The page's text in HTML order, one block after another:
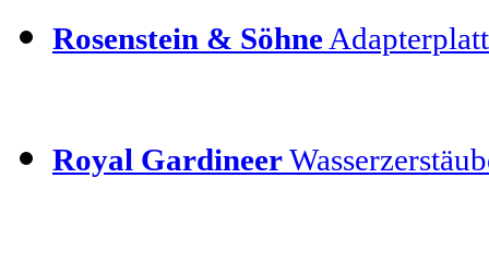
Rosenstein & Söhne
Royal Gardineer